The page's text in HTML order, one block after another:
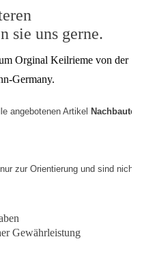
sie uns gerne.
Orginal Keilrieme von der
Germany.
angebotenen Artikel
zur Orientierung und sind
Gewährleistung